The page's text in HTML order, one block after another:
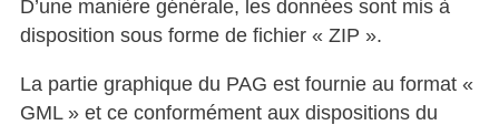
D’une manière générale, les données sont mis à
disposition sous forme de fichier « ZIP ».
La partie graphique du PAG est fournie au format «
GML » et ce conformément aux dispositions du